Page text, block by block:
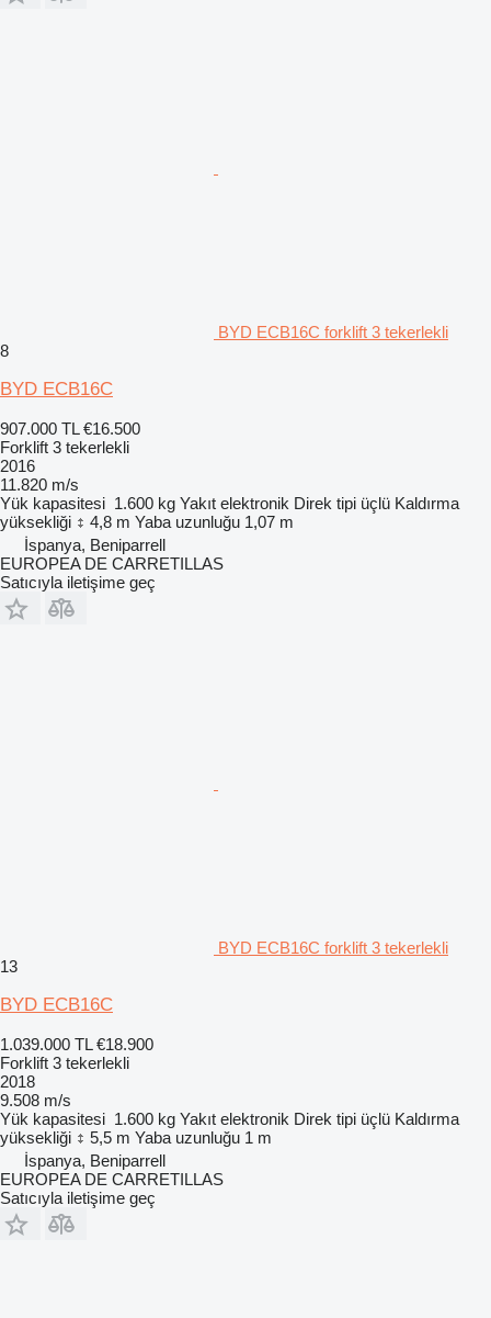
BYD ECB16C forklift 3 tekerlekli
8
BYD ECB16C
907.000 TL €16.500
Forklift 3 tekerlekli
2016
11.820 m/s
Yük kapasitesi 1.600 kg Yakıt elektronik Direk tipi üçlü Kaldırma
yüksekliği
4,8 m Yaba uzunluğu 1,07 m
İspanya, Beniparrell
EUROPEA DE CARRETILLAS
Satıcıyla iletişime geç
BYD ECB16C forklift 3 tekerlekli
13
BYD ECB16C
1.039.000 TL €18.900
Forklift 3 tekerlekli
2018
9.508 m/s
Yük kapasitesi 1.600 kg Yakıt elektronik Direk tipi üçlü Kaldırma
yüksekliği
5,5 m Yaba uzunluğu 1 m
İspanya, Beniparrell
EUROPEA DE CARRETILLAS
Satıcıyla iletişime geç